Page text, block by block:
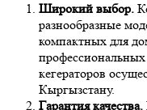
Широкий выбор.
разнообразные
компактных для
профессиональных
кегераторов
Кыргызстану.
Гарантия качества.